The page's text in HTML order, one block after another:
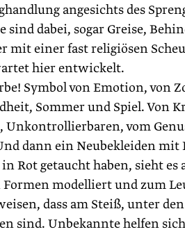
angesichts des
sind dabei, sogar Greise,
mit einer fast religiösen
hier entwickelt.
Symbol von Emotion, von
Sommer und Spiel. Von
vom
dann ein Neubekleiden
Rot getaucht haben, sieht
modelliert und zum
dass am Steiß, unter
sind. Unbekannte helfen